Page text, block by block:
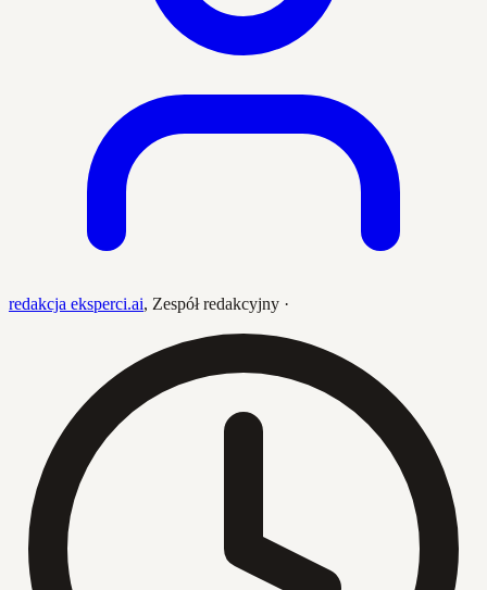
redakcja eksperci.ai, Zespół redakcyjny ·